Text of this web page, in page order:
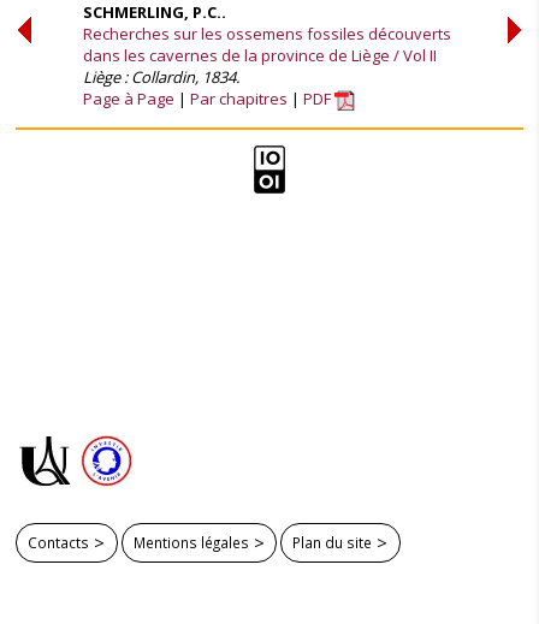
SCHMERLING, P.C..
Recherches sur les ossemens fossiles découverts
dans les cavernes de la province de Liège / Vol II
Liège : Collardin, 1834.
Page à Page
Par chapitres PDF
Contacts Mentions légales Plan du site